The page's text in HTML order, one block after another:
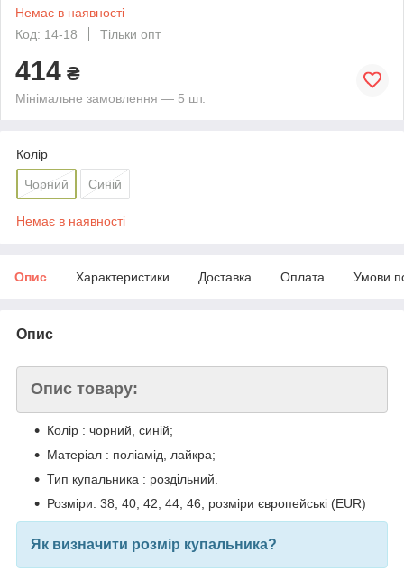
Немає в наявності
Код: 14-18
Тільки опт
414 ₴
Мінімальне замовлення — 5 шт.
Колір
Чорний Синій
Немає в наявності
Опис Характеристики Доставка Оплата Умови
Опис
Опис товару:
Колір : чорний, синій;
Матеріал : поліамід, лайкра;
Тип купальника : роздільний.
Розміри: 38, 40, 42, 44, 46; розміри європейські (EUR)
Як визначити розмір купальника?